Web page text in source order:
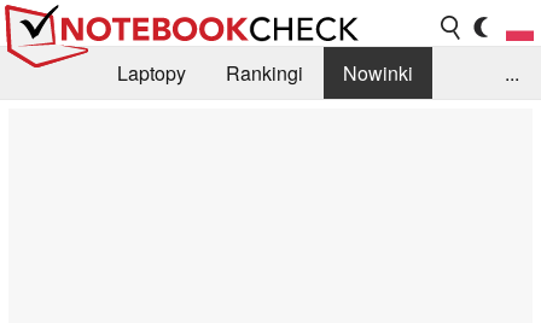
Laptopy Rankingi
Nowinki
...